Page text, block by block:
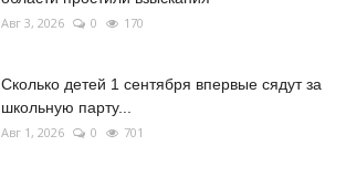
Авг 3, 2026 0 170
Сколько детей 1 сентября впервые сядут за
школьную парту...
Авг 1, 2026 0 701